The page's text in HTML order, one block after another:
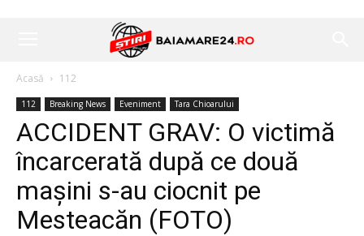
Acasă 112
112 Breaking News Eveniment Tara Chioarului
ACCIDENT GRAV: O victimă
încarcerată după ce două
mașini s-au ciocnit pe
Mesteacăn (FOTO)